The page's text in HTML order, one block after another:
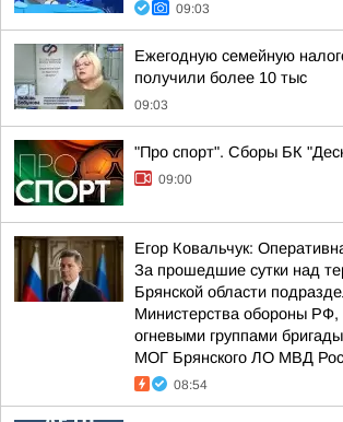
09:03
Ежегодную семейную
получили более 10 тыс
09:03
"Про спорт". Сборы БК
09:00
Егор Ковальчук:
За прошедшие сутки над
Брянской области
Министерства обороны
огневыми группами
МОГ Брянского ЛО МВД
08:54